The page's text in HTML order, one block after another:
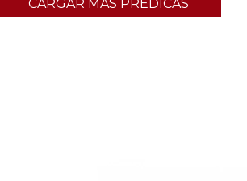
CARGAR MÁS PREDICAS